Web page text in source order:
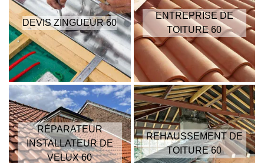
DEVIS ZINGUEUR 60
ENTREPRISE DE
TOITURE 60
RÉPARATEUR
INSTALLATEUR DE
VELUX 60
REHAUSSEMENT DE
TOITURE 60